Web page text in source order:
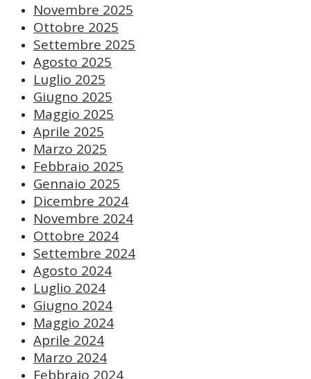
Novembre 2025
Ottobre 2025
Settembre 2025
Agosto 2025
Luglio 2025
Giugno 2025
Maggio 2025
Aprile 2025
Marzo 2025
Febbraio 2025
Gennaio 2025
Dicembre 2024
Novembre 2024
Ottobre 2024
Settembre 2024
Agosto 2024
Luglio 2024
Giugno 2024
Maggio 2024
Aprile 2024
Marzo 2024
Febbraio 2024